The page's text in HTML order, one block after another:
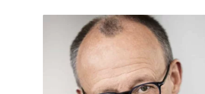
Élections allemandes : Le monde des affaires